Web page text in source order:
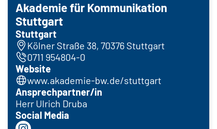
Akademie für Kommunikation
Stuttgart
Stuttgart
Kölner Straße 38, 70376 Stuttgart
0711 954804-0
Website
www.akademie-bw.de/stuttgart
Ansprechpartner/in
Herr Ulrich Druba
Social Media